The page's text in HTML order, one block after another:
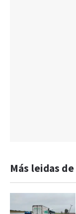
Más leidas